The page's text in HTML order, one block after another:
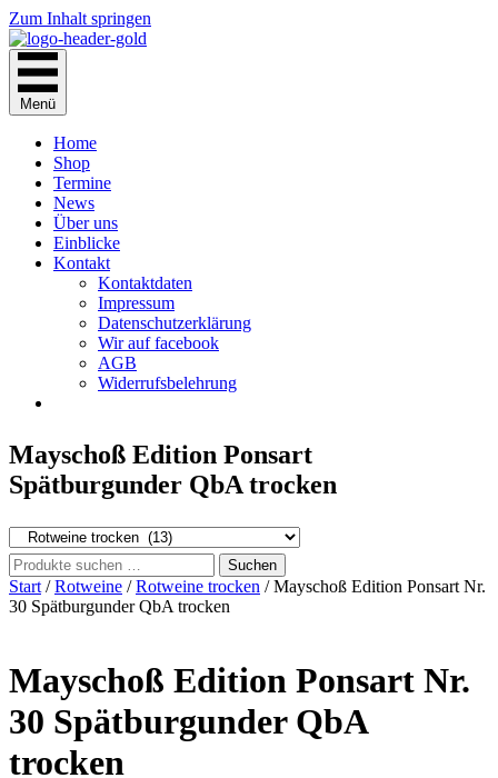
Zum Inhalt springen
Menü
Home
Shop
Termine
News
Über uns
Einblicke
Kontakt
Kontaktdaten
Impressum
Datenschutzerklärung
Wir auf facebook
AGB
Widerrufsbelehrung
Mayschoß Edition Ponsart
Spätburgunder QbA trocken
Suchen
nach:
Suchen
Start /Rotweine /Rotweine trocken / Mayschoß Edition Ponsart Nr.
30 Spätburgunder QbA trocken
Mayschoß Edition Ponsart Nr.
30 Spätburgunder QbA
trocken